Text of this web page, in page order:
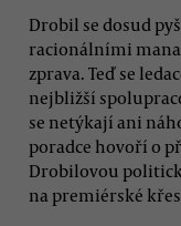
Drobil se dosud
racionálními
zprava. Teď se
nejbližší
se netýkají ani
poradce hovoří o
Drobilovou
na premiérské